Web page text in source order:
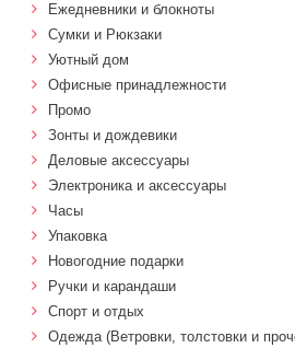
Ежедневники и блокноты
Сумки и Рюкзаки
Уютный дом
Офисные принадлежности
Промо
Зонты и дождевики
Деловые аксессуары
Электроника и аксессуары
Часы
Упаковка
Новогодние подарки
Ручки и карандаши
Спорт и отдых
Одежда (Ветровки, толстовки и